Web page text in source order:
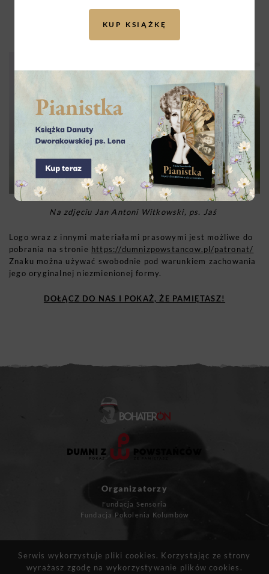
Serwis wykorzystuje pliki cookies. Korzystając ze strony
wyrażasz zgodę na wykorzystywanie plików cookies.
Na zdjęciu Jan Antoni Witkowski, ps. Jaś
Logo wraz z innymi materiałami prasowymi jest możliwe do
pobrania na stronie https://dumnizpowstancow.pl/patronat/
Znaku można używać swobodnie pod warunkiem zachowania
jego oryginalnej niezmienionej formy.
DOŁĄCZ DO NAS I POKAŻ, ŻE PAMIĘTASZ!
KUP KSIĄŻKĘ
Organizatorzy
Fundacja Sensoria
Fundacja Pokolenia Kolumbów
kontakt@bohateron.pl